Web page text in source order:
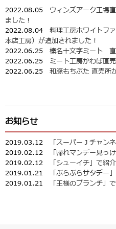
2022.08.05 ウィンズアーク工場
ました！
2022.08.04 料理工房ホワイトフ
本店工房）が追加されました！
2022.06.25 榛名十文字ミート 直
2022.06.25 ミート工房かわば直
2022.06.25 和豚もちぶた 直売所
お知らせ
2019.03.12
「スーパーＪチャン
2019.02.12
「帰れマンデー見っ
2019.02.12
「シューイチ」で紹
2019.01.21
「ぶらぶらサタデー
2019.01.21
「王様のブランチ」